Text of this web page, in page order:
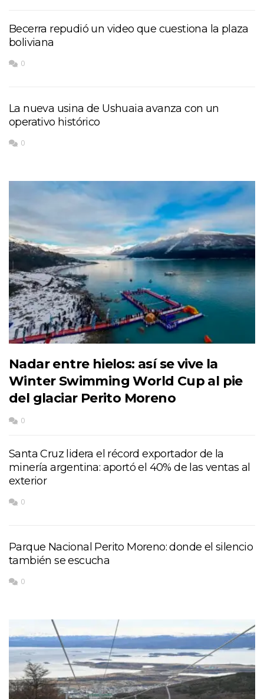
Becerra repudió un video que cuestiona la plaza
boliviana
0
La nueva usina de Ushuaia avanza con un
operativo histórico
0
Nadar entre hielos: así se vive la
Winter Swimming World Cup al pie
del glaciar Perito Moreno
0
Santa Cruz lidera el récord exportador de la
minería argentina: aportó el 40% de las ventas al
exterior
0
Parque Nacional Perito Moreno: donde el silencio
también se escucha
0